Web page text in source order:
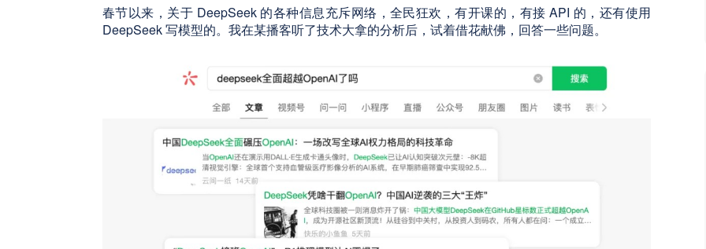
春节以来，关于 DeepSeek 的各种信息充斥网络，全民狂欢，有开课的，有接 API 的，还有使用
DeepSeek 写模型的。我在某播客听了技术大拿的分析后，试着借花献佛，回答一些问题。